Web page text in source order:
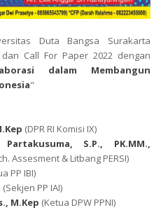
Duta Bangsa Surakarta
Call For Paper 2022 dengan
dalam Membangun
"
(DPR RI Komisi IX)
S.P., PK.MM.,
Assesment & Litbang PERSI)
PP IBI)
(Sekjen PP IAI)
M.Kep (Ketua DPW PPNI)